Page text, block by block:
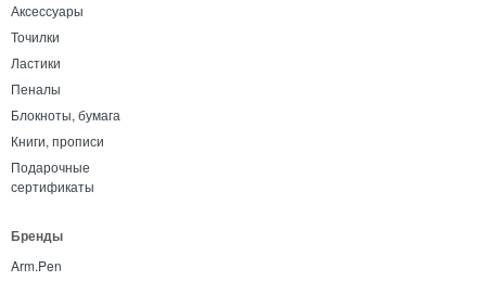
Аксессуары
Точилки
Ластики
Пеналы
Блокноты, бумага
Книги, прописи
Подарочные
сертификаты
Бренды
Arm.Pen